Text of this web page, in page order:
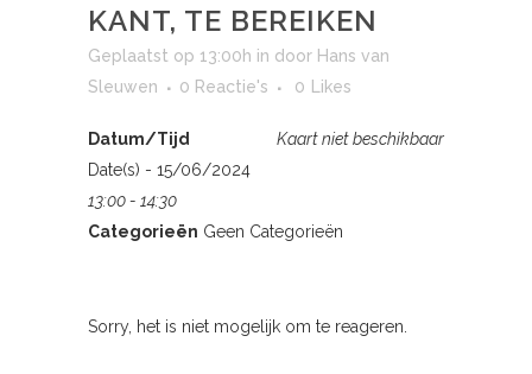
KANT, TE BEREIKEN
Geplaatst op 13:00h in door Hans van
Sleuwen
0 Reactie's 0 Likes
Kaart niet beschikbaar
Datum/Tijd
Date(s) - 15/06/2024
13:00 - 14:30
Categorieën Geen Categorieën
Sorry, het is niet mogelijk om te reageren.